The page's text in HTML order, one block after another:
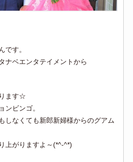
です。
ナベエンタテイメントから
ます☆
ンビンゴ。
しなくても新郎新婦様からのグアム
上がりますよ～(*^-^*)